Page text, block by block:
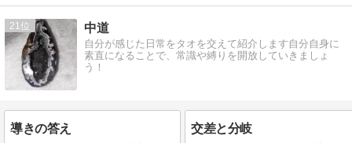
21 中道
自分が感じた日常をタオを交えて紹介します自分自身に
素直になることで、常識や縛りを開放していきましょ
う！
導きの答え 交差と分岐